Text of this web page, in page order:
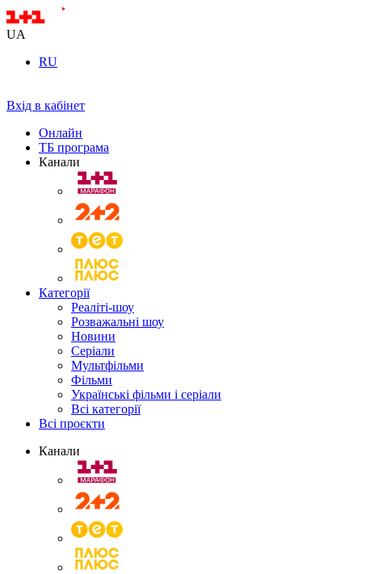
UA
RU
Вхід в кабінет
Онлайн
ТБ програма
Канали
Категорії
Реаліті-шоу
Розважальні шоу
Новини
Серіали
Мультфільми
Фільми
Українські фільми і серіали
Всі категорії
Всі проєкти
Канали